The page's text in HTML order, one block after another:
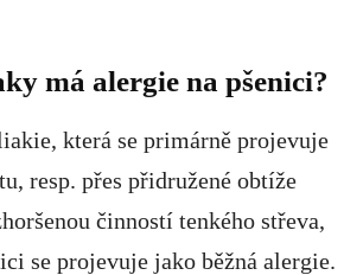
má alergie na pšenici?
která se primárně projevuje
resp. přes přidružené obtíže
činností tenkého střeva,
se projevuje jako běžná alergie.